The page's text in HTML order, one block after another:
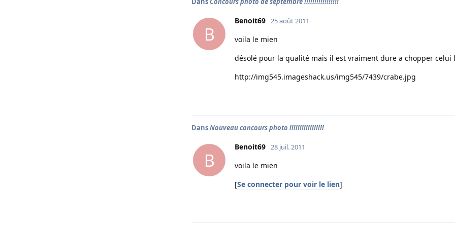
B
Benoit69 25 août 2011
voila le mien
désolé pour la qualité mais il est vraiment dure a chopper celui
http://img545.imageshack.us/img545/7439/crabe.jpg
DansNouveau concours photo !!!!!!!!!!!!!!!!!
B
Benoit69 28 juil. 2011
voila le mien
[Se connecter pour voir le lien]